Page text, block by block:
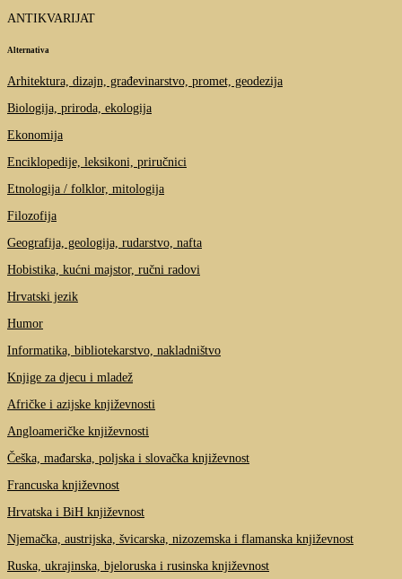
ANTIKVARIJAT
Alternativa
Arhitektura, dizajn, građevinarstvo, promet, geodezija
Biologija, priroda, ekologija
Ekonomija
Enciklopedije, leksikoni, priručnici
Etnologija / folklor, mitologija
Filozofija
Geografija, geologija, rudarstvo, nafta
Hobistika, kućni majstor, ručni radovi
Hrvatski jezik
Humor
Informatika, bibliotekarstvo, nakladništvo
Knjige za djecu i mladež
Afričke i azijske književnosti
Angloameričke književnosti
Češka, mađarska, poljska i slovačka književnost
Francuska književnost
Hrvatska i BiH književnost
Njemačka, austrijska, švicarska, nizozemska i flamanska književnost
Ruska, ukrajinska, bjeloruska i rusinska književnost